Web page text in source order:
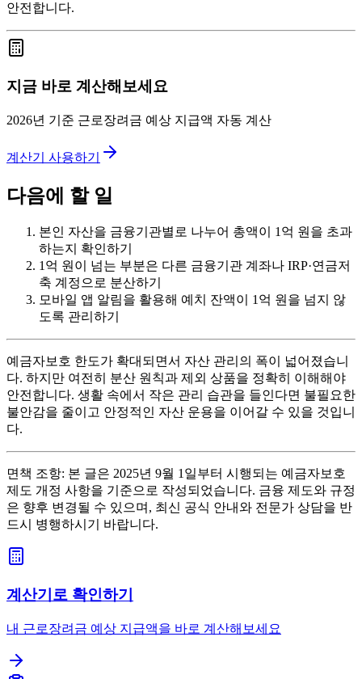
안전합니다.
지금 바로 계산해보세요
2026년 기준 근로장려금 예상 지급액 자동 계산
계산기 사용하기
다음에 할 일
본인 자산을 금융기관별로 나누어 총액이 1억 원을 초과
하는지 확인하기
1억 원이 넘는 부분은 다른 금융기관 계좌나 IRP·연금저
축 계정으로 분산하기
모바일 앱 알림을 활용해 예치 잔액이 1억 원을 넘지 않
도록 관리하기
예금자보호 한도가 확대되면서 자산 관리의 폭이 넓어졌습니
다. 하지만 여전히 분산 원칙과 제외 상품을 정확히 이해해야
안전합니다. 생활 속에서 작은 관리 습관을 들인다면 불필요한
불안감을 줄이고 안정적인 자산 운용을 이어갈 수 있을 것입니
다.
면책 조항: 본 글은 2025년 9월 1일부터 시행되는 예금자보호
제도 개정 사항을 기준으로 작성되었습니다. 금융 제도와 규정
은 향후 변경될 수 있으며, 최신 공식 안내와 전문가 상담을 반
드시 병행하시기 바랍니다.
계산기로 확인하기
내 근로장려금 예상 지급액을 바로 계산해보세요